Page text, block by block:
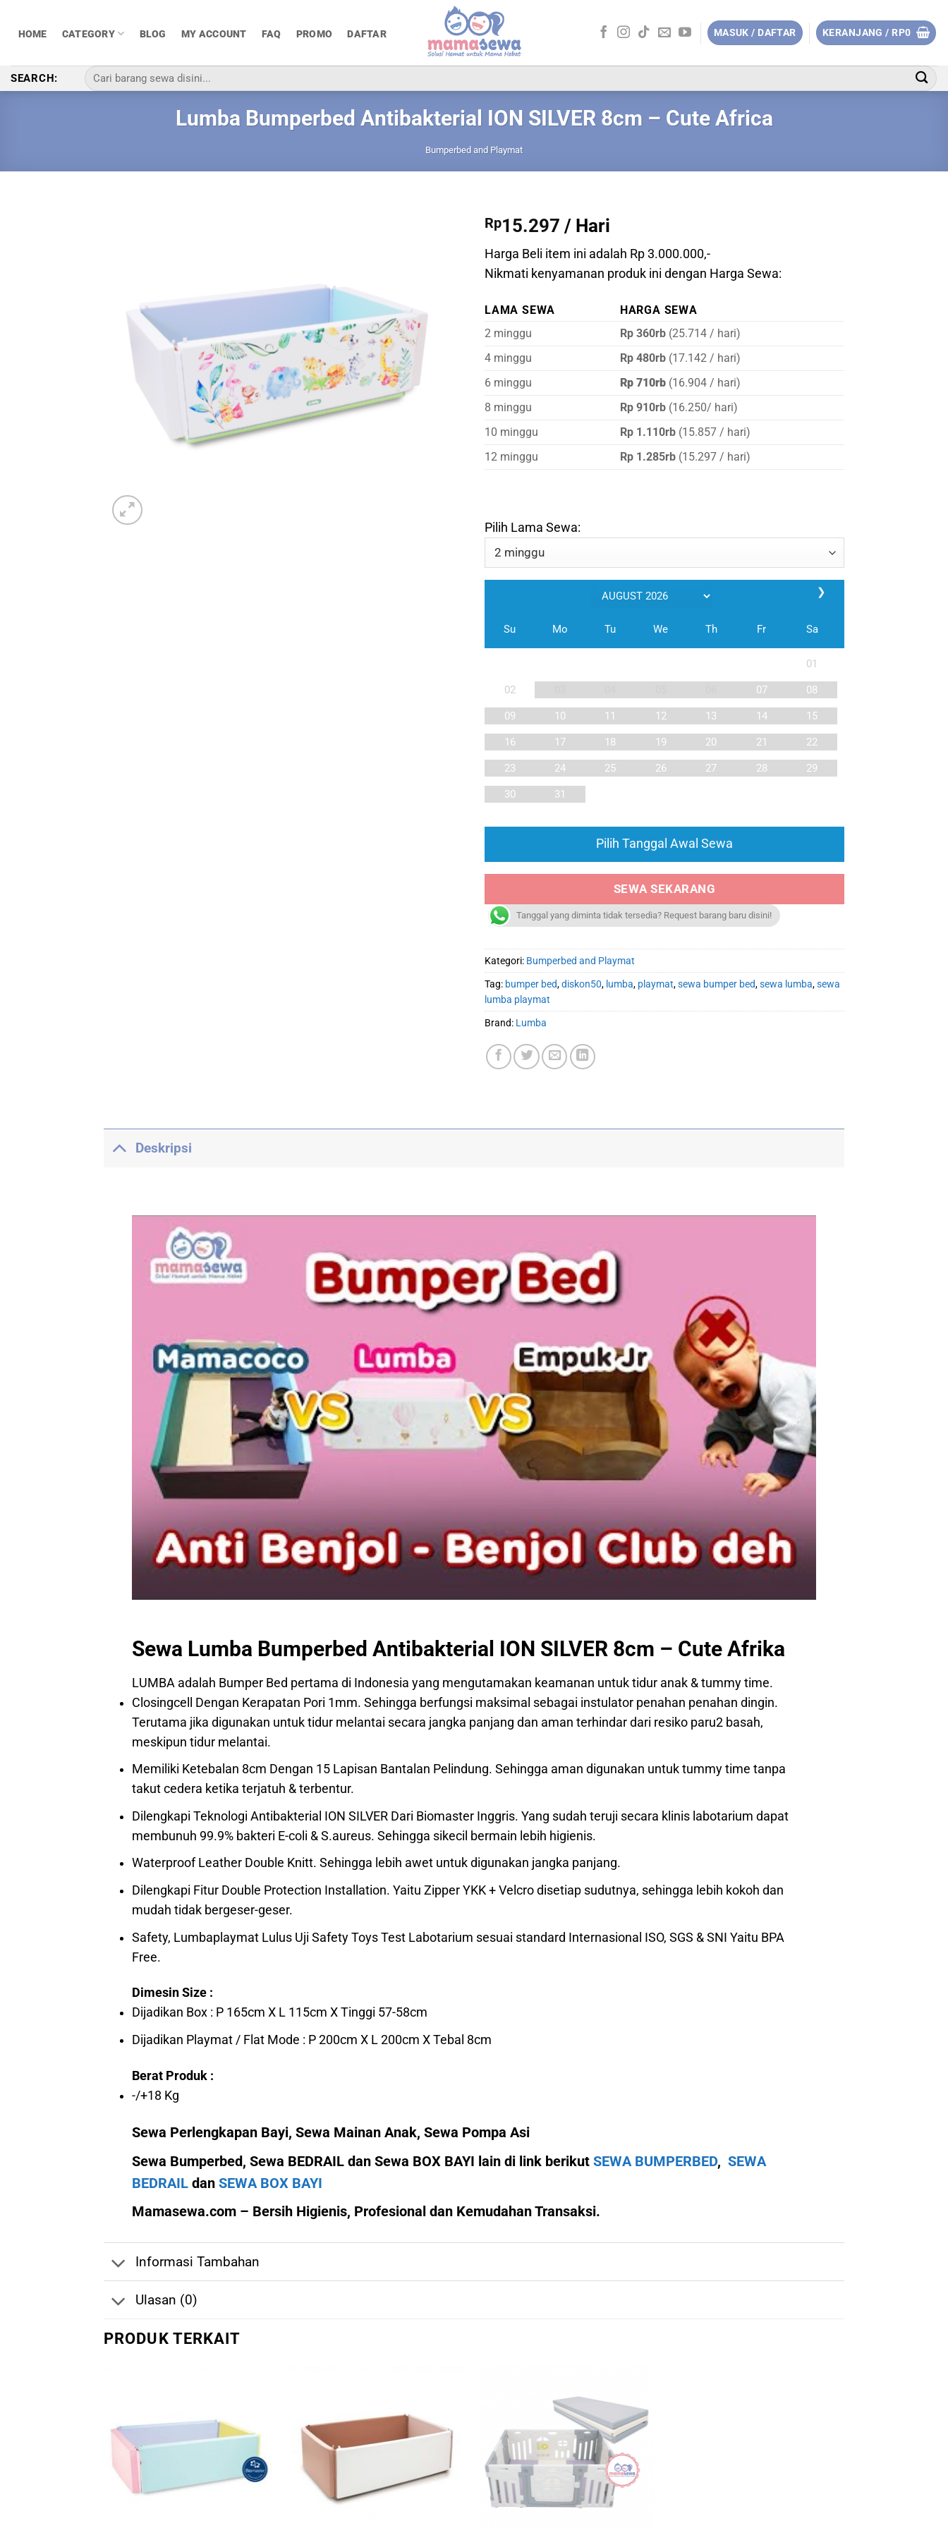
HOME CATEGORY BLOG MY ACCOUNT FAQ PROMO DAFTAR MASUK / DAFTAR KERANJANG / RP0
SEARCH:
Pencarian
untuk:
Lumba Bumperbed Antibakterial ION SILVER 8cm – Cute Africa
Bumperbed and Playmat
Rp15.297 / Hari
Harga Beli item ini adalah Rp 3.000.000,-
Nikmati kenyamanan produk ini dengan Harga Sewa:
LAMA SEWA
HARGA SEWA
2 minggu
Rp 360rb(25.714 / hari)
4 minggu
Rp 480rb (17.142 / hari)
6 minggu
Rp 710rb (16.904 / hari)
8 minggu
Rp 910rb(16.250/ hari)
10 minggu
Rp 1.110rb(15.857 / hari)
12 minggu
Rp 1.285rb(15.297 / hari)
Pilih Lama Sewa:
❯
Su Mo Tu We Th Fr Sa
01
02 07 08
09 10 11 12 13 14 15
16 17 18 19 20 21 22
23 24 25 26 27 28 29
30 31
Pilih Tanggal Awal Sewa
SEWA SEKARANG
Tanggal yang diminta tidak tersedia? Request barang baru disini!
Kategori: Bumperbed and Playmat
Tag: bumper bed,diskon50, lumba, playmat,sewa bumper bed,sewa lumba,sewa
lumba playmat
Brand: Lumba
Deskripsi
Sewa Lumba Bumperbed Antibakterial ION SILVER 8cm – Cute Afrika
LUMBA adalah Bumper Bed pertama di Indonesia yang mengutamakan keamanan untuk tidur anak & tummy time.
Closingcell Dengan Kerapatan Pori 1mm. Sehingga berfungsi maksimal sebagai instulator penahan penahan dingin.
Terutama jika digunakan untuk tidur melantai secara jangka panjang dan aman terhindar dari resiko paru2 basah,
meskipun tidur melantai.
Memiliki Ketebalan 8cm Dengan 15 Lapisan Bantalan Pelindung. Sehingga aman digunakan untuk tummy time tanpa
takut cedera ketika terjatuh & terbentur.
Dilengkapi Teknologi Antibakterial ION SILVER Dari Biomaster Inggris. Yang sudah teruji secara klinis labotarium dapat
membunuh 99.9% bakteri E-coli & S.aureus. Sehingga sikecil bermain lebih higienis.
Waterproof Leather Double Knitt. Sehingga lebih awet untuk digunakan jangka panjang.
Dilengkapi Fitur Double Protection Installation. Yaitu Zipper YKK + Velcro disetiap sudutnya, sehingga lebih kokoh dan
mudah tidak bergeser-geser.
Safety, Lumbaplaymat Lulus Uji Safety Toys Test Labotarium sesuai standard Internasional ISO, SGS & SNI Yaitu BPA
Free.
Dimesin Size :
Dijadikan Box : P 165cm X L 115cm X Tinggi 57-58cm
Dijadikan Playmat / Flat Mode : P 200cm X L 200cm X Tebal 8cm
Berat Produk :
-/+18 Kg
Sewa Perlengkapan Bayi, Sewa Mainan Anak, Sewa Pompa Asi
Sewa Bumperbed, Sewa BEDRAIL dan Sewa BOX BAYI lain di link berikutSEWA BUMPERBED,SEWA
BEDRAIL danSEWA BOX BAYI
Mamasewa.com – Bersih Higienis, Profesional dan Kemudahan Transaksi.
Informasi Tambahan
Ulasan (0)
PRODUK TERKAIT